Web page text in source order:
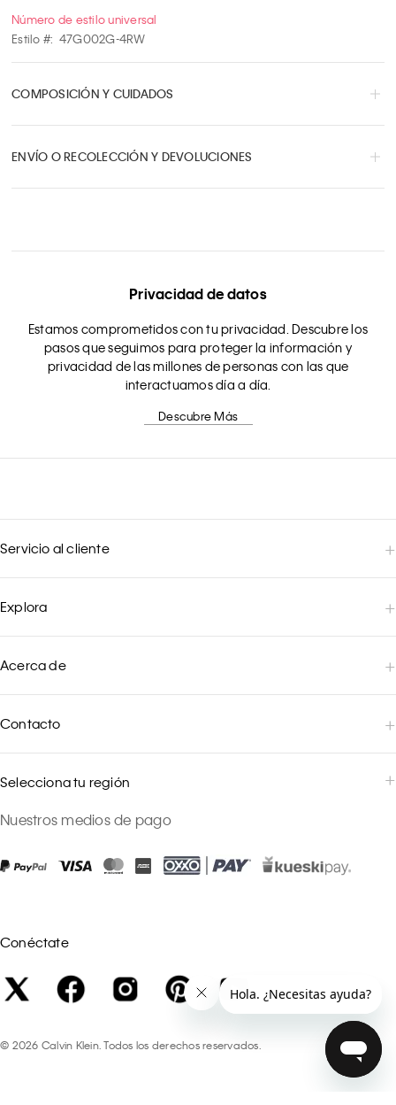
Número de estilo universal
Estilo #: 47G002G-4RW
COMPOSICIÓN Y CUIDADOS
ENVÍO O RECOLECCIÓN Y DEVOLUCIONES
Privacidad de datos
Estamos comprometidos con tu privacidad. Descubre los
pasos que seguimos para proteger la información y
privacidad de las millones de personas con las que
interactuamos día a día.
Descubre Más
Servicio al cliente
Explora
Acerca de
Contacto
Selecciona tu región
Nuestros medios de pago
Conéctate
© 2026 Calvin Klein. Todos los derechos reservados.